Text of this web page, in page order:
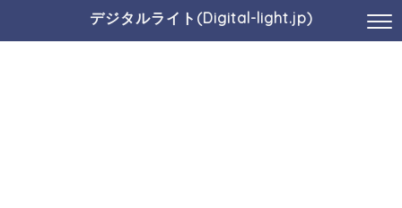
デジタルライト(Digital-light.jp)